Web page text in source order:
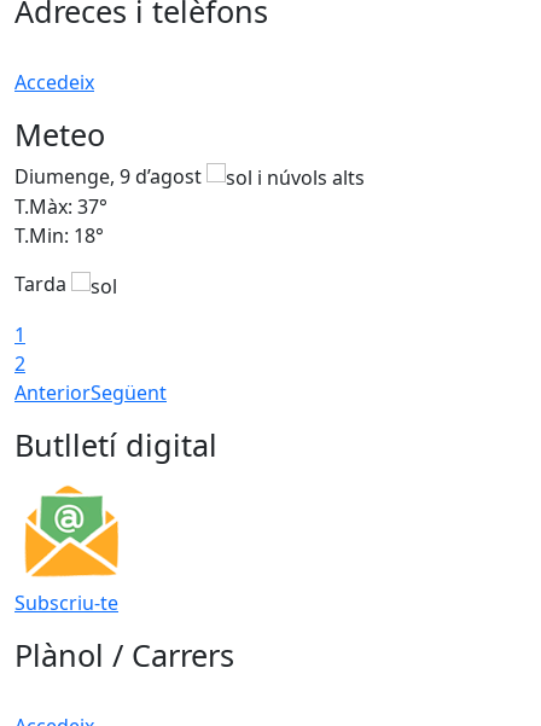
Adreces i telèfons
Accedeix
Meteo
Diumenge, 9 d’agost
T.Màx: 37°
T.Min: 18°
Tarda
1
2
AnteriorSegüent
Butlletí digital
Subscriu-te
Plànol / Carrers